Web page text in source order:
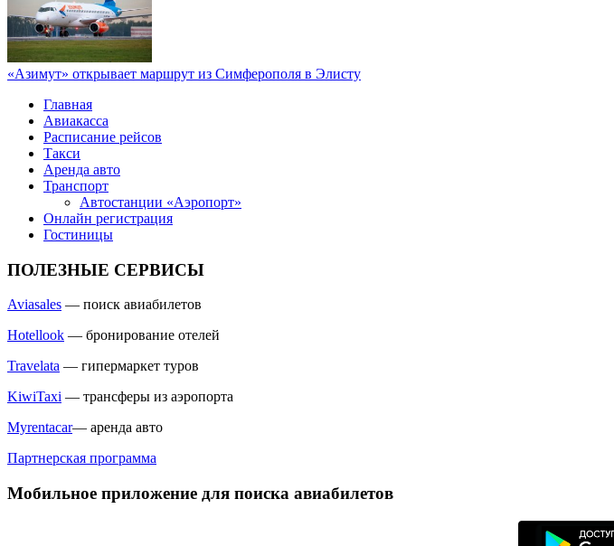
«Азимут» открывает маршрут из Симферополя в Элисту
Главная
Авиакасса
Расписание рейсов
Такси
Аренда авто
Транспорт
Автостанции «Аэропорт»
Онлайн регистрация
Гостиницы
ПОЛЕЗНЫЕ СЕРВИСЫ
Aviasales — поиск авиабилетов
Hotellook — бронирование отелей
Travelata — гипермаркет туров
KiwiTaxi — трансферы из аэропорта
Myrentacar— аренда авто
Партнерская программа
Мобильное приложение для поиска авиабилетов